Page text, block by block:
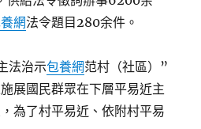
網法令題目280余件。
法治示包養網范村（社區）”
展國民群眾在下層平易近主
為了村平易近、依附村平易